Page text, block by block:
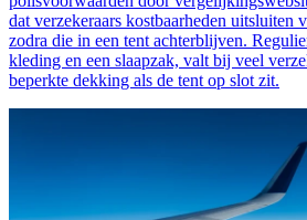
dat verzekeraars kostbaarheden uitsluiten
zodra die in een tent achterblijven.
kleding en een slaapzak, valt bij veel
beperkte dekking als de tent op slot zit.